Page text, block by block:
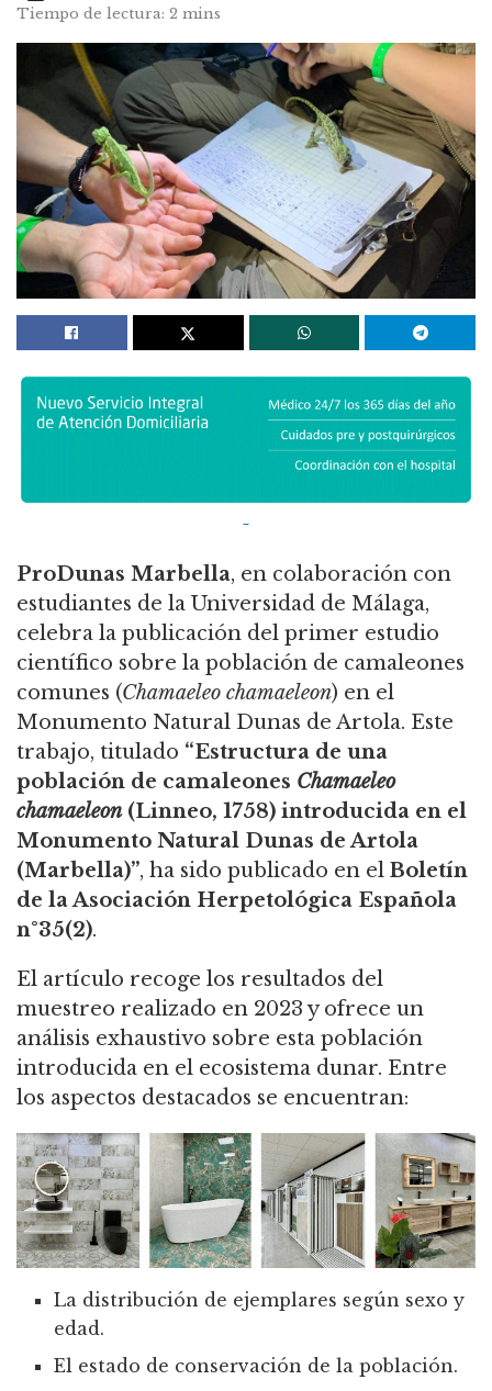
Tiempo de lectura: 2 mins
ProDunas Marbella, en colaboración con
estudiantes de la Universidad de Málaga,
celebra la publicación del primer estudio
científico sobre la población de camaleones
comunes (Chamaeleo chamaeleon) en el
Monumento Natural Dunas de Artola. Este
trabajo, titulado “Estructura de una
población de camaleones Chamaeleo
chamaeleon(Linneo, 1758) introducida en el
Monumento Natural Dunas de Artola
(Marbella)”, ha sido publicado en el Boletín
de la Asociación Herpetológica Española
n°35(2).
El artículo recoge los resultados del
muestreo realizado en 2023 y ofrece un
análisis exhaustivo sobre esta población
introducida en el ecosistema dunar. Entre
los aspectos destacados se encuentran:
La distribución de ejemplares según sexo y
edad.
El estado de conservación de la población.